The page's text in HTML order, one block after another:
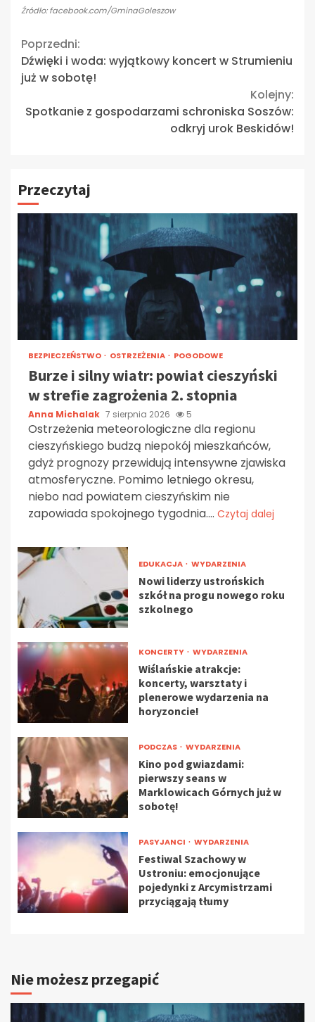
Źródło: facebook.com/GminaGoleszow
Continue
Reading
Poprzedni:
Dźwięki i woda: wyjątkowy koncert w Strumieniu
już w sobotę!
Kolejny:
Spotkanie z gospodarzami schroniska Soszów:
odkryj urok Beskidów!
Przeczytaj
BEZPIECZEŃSTWO OSTRZEŻENIA POGODOWE
Burze i silny wiatr: powiat cieszyński
w strefie zagrożenia 2. stopnia
Anna Michalak 7 sierpnia 2026 5
Ostrzeżenia meteorologiczne dla regionu
cieszyńskiego budzą niepokój mieszkańców,
gdyż prognozy przewidują intensywne zjawiska
atmosferyczne. Pomimo letniego okresu,
niebo nad powiatem cieszyńskim nie
zapowiada spokojnego tygodnia.... Czytaj dalej
EDUKACJA WYDARZENIA
Nowi liderzy ustrońskich
szkół na progu nowego roku
szkolnego
KONCERTY WYDARZENIA
Wiślańskie atrakcje:
koncerty, warsztaty i
plenerowe wydarzenia na
horyzoncie!
PODCZAS WYDARZENIA
Kino pod gwiazdami:
pierwszy seans w
Marklowicach Górnych już w
sobotę!
PASYJANCI WYDARZENIA
Festiwal Szachowy w
Ustroniu: emocjonujące
pojedynki z Arcymistrzami
przyciągają tłumy
Nie możesz przegapić